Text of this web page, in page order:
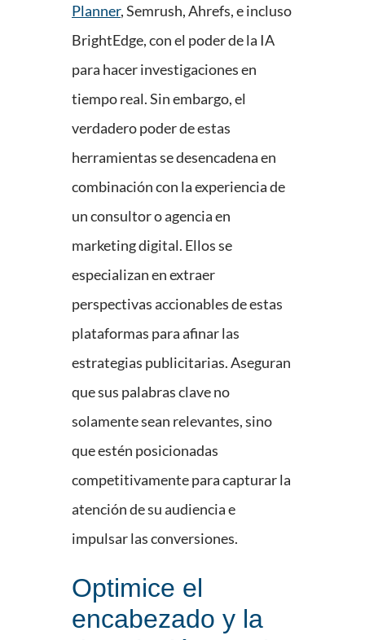
Planner, Semrush, Ahrefs, e incluso
BrightEdge, con el poder de la IA
para hacer investigaciones en
tiempo real. Sin embargo, el
verdadero poder de estas
herramientas se desencadena en
combinación con la experiencia de
un consultor o agencia en
marketing digital. Ellos se
especializan en extraer
perspectivas accionables de estas
plataformas para afinar las
estrategias publicitarias. Aseguran
que sus palabras clave no
solamente sean relevantes, sino
que estén posicionadas
competitivamente para capturar la
atención de su audiencia e
impulsar las conversiones.
Optimice el
encabezado y la